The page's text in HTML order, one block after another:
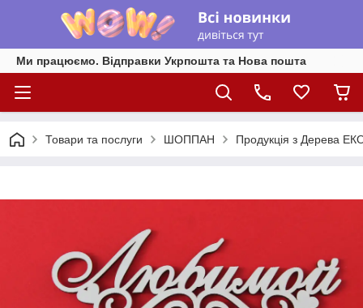
Ми працюємо. Відправки Укрпошта та Нова пошта
Товари та послуги ШОППАН Продукція з Дерева